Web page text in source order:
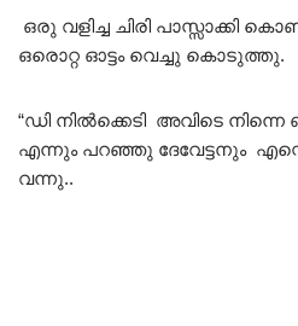
ഒരു വളിച്ച ചിരി പാസ്സാക്കി
ഒരൊറ്റ ഓട്ടം വെച്ചു കൊടുത്തു.
“ഡി നിൽക്കെടി അവിടെ
എന്നും പറഞ്ഞു ദേവേട്ടനും
വന്നു..